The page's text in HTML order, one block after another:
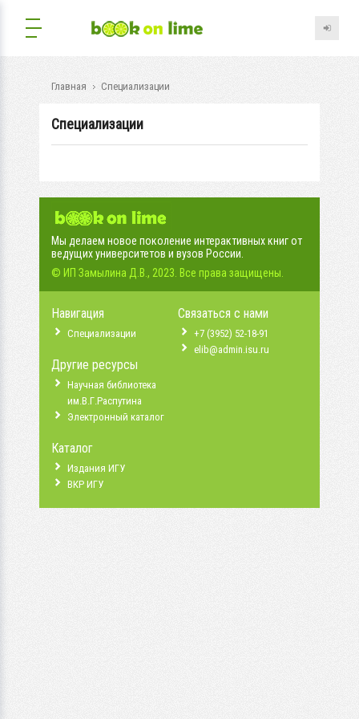
Главная Специализации
Специализации
Мы делаем новое поколение интерактивных книг от
ведущих университетов и вузов России.
© ИП Замылина Д.В., 2023. Все права защищены.
Навигация
Специализации
Другие ресурсы
Научная библиотека
им.В.Г.Распутина
Электронный каталог
Каталог
Издания ИГУ
ВКР ИГУ
Связаться с нами
+7 (3952) 52-18-91
elib@admin.isu.ru